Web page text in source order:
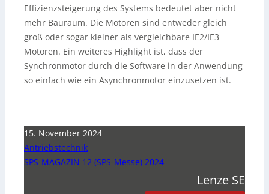
Effizienzsteigerung des Systems bedeutet aber nicht
mehr Bauraum. Die Motoren sind entweder gleich
groß oder sogar kleiner als vergleichbare IE2/IE3
Motoren. Ein weiteres Highlight ist, dass der
Synchronmotor durch die Software in der Anwendung
so einfach wie ein Asynchronmotor einzusetzen ist.
15. November 2024
Antriebstechnik
SPS-MAGAZIN 12 (SPS-Messe) 2024
Lenze SE